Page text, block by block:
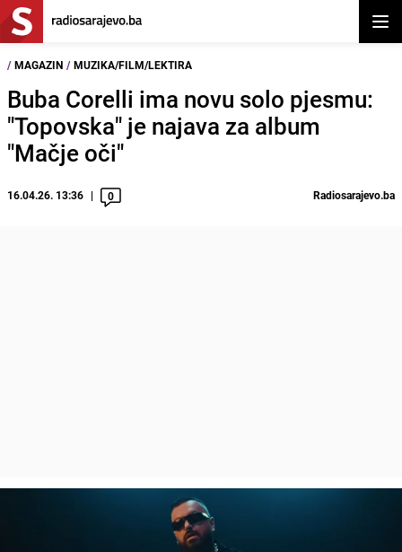
/ MAGAZIN / MUZIKA/FILM/LEKTIRA
Buba Corelli ima novu solo pjesmu:
"Topovska" je najava za album
"Mačje oči"
16.04.26. 13:36 0 Radiosarajevo.ba